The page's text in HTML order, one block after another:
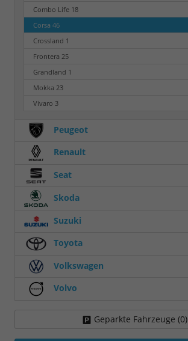
Combo Life 18
Corsa 46
Crossland 1
Frontera 25
Grandland 1
Mokka 23
Vivaro 3
Peugeot
Renault
Seat
Skoda
Suzuki
Toyota
Volkswagen
Volvo
Geparkte Fahrzeuge (0)